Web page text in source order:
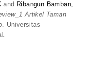
and Ribangun Bamban,
Artikel Taman
Universitas